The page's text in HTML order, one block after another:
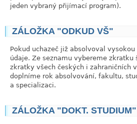
jeden vybraný přijímací program).
ZÁLOŽKA "ODKUD VŠ"
Pokud uchazeč již absolvoval
údaje. Ze seznamu vybereme zkratku
zkratky všech českých i zahraničních
doplníme rok absolvování, fakultu,
a specializaci.
ZÁLOŽKA "DOKT. STUDIUM"